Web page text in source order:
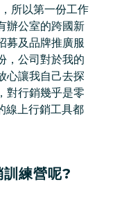
所以第一份工作
辦公室的跨國新
募及品牌推廣服
，公司對於我的
心讓我自己去探
對行銷幾乎是零
線上行銷工具都
練營呢?